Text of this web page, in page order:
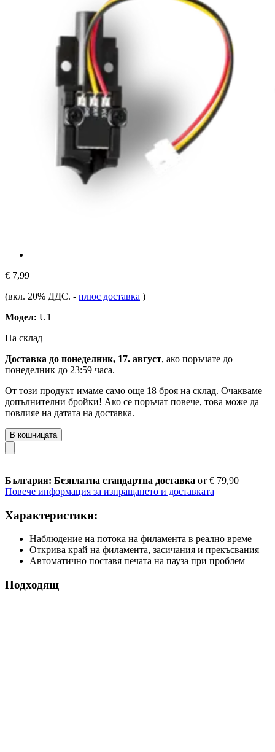
€ 7,99
(вкл. 20% ДДС. - плюс доставка )
Модел: U1
На склад
Доставка до понеделник, 17. август, ако поръчате до
понеделник до 23:59 часа.
От този продукт имаме само още 18 броя на склад. Очакваме
допълнителни бройки! Ако се поръчат повече, това може да
повлияе на датата на доставка.
В кошницата
България: Безплатна стандартна доставка от € 79,90
Повече информация за изпращането и доставката
Характеристики:
Наблюдение на потока на филамента в реално време
Открива край на филамента, засичания и прекъсвания
Автоматично поставя печата на пауза при проблем
Подходящ